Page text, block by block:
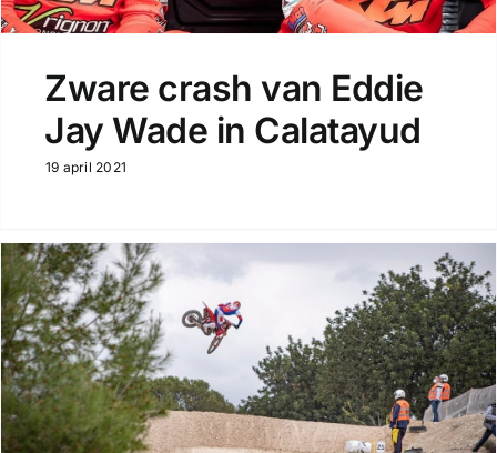
Zware crash van Eddie
Jay Wade in Calatayud
19 april 2021